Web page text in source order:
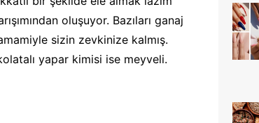
oluşuyor. Bazıları ganaj
sizin zevkinize kalmış.
yapar kimisi ise meyveli.